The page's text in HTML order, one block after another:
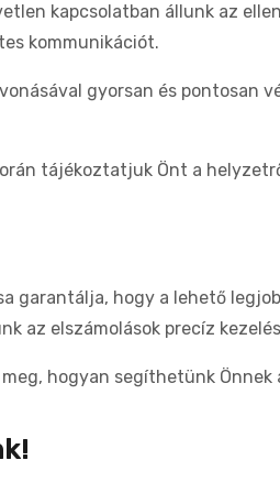
kapcsolatban állunk az
kommunikációt.
gyorsan és pontosan
tájékoztatjuk Önt a
garantálja, hogy a lehető
az elszámolások precíz
hogyan segíthetünk